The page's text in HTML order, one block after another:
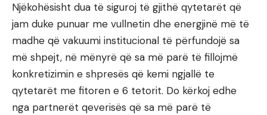
Njëkohësisht dua të siguroj të gjithë qytetarët që
jam duke punuar me vullnetin dhe energjinë më të
madhe që vakuumi institucional të përfundojë sa
më shpejt, në mënyrë që sa më parë të fillojmë
konkretizimin e shpresës që kemi ngjallë te
qytetarët me fitoren e 6 tetorit. Do kërkoj edhe
nga partnerët qeverisës që sa më parë të